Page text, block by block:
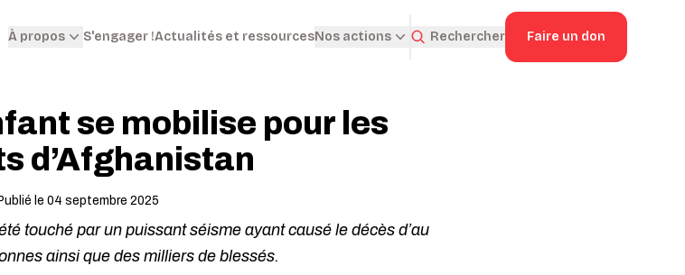
À propos S'engager !Actualités et ressourcesNos actions Rechercher Faire un don
se mobilise pour les
d’Afghanistan
le 04 septembre 2025
touché par un puissant séisme ayant causé le décès d’au
ainsi que des milliers de blessés.